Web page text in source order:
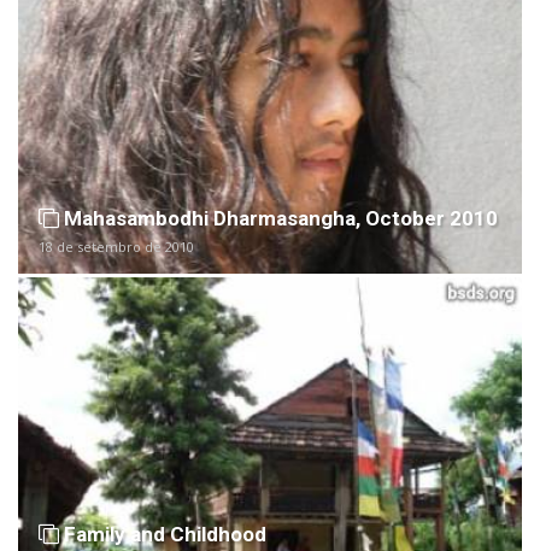
Mahasambodhi Dharmasangha, October 2010
18 de setembro de 2010
Family and Childhood